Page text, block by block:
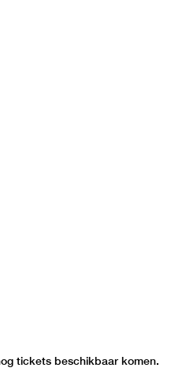
tickets beschikbaar komen.